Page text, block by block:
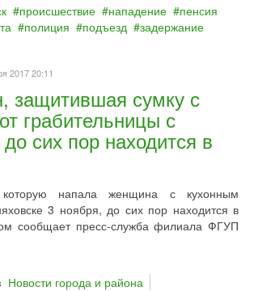
происшествие нападение
пенсия
полиция подъезд
задержание
2017 20:11
защитившая сумку с
грабительницы с
сих пор находится в
напала женщина с кухонным
3 ноября, до сих пор находится в
сообщает пресс-служба филиала ФГУП
Новости города и района